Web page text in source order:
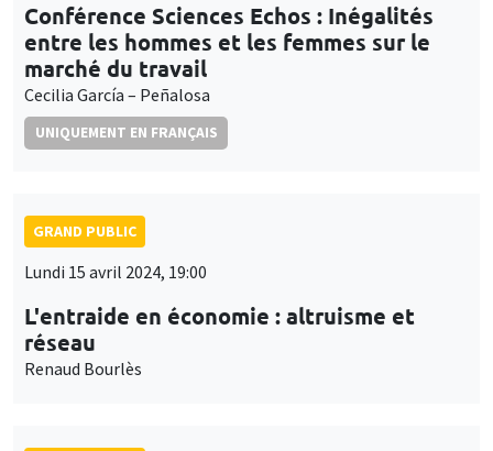
Conférence Sciences Echos : Inégalités
entre les hommes et les femmes sur le
marché du travail
Cecilia García – Peñalosa
UNIQUEMENT EN FRANÇAIS
GRAND PUBLIC
Lundi 15 avril 2024, 19:00
L'entraide en économie : altruisme et
réseau
Renaud Bourlès